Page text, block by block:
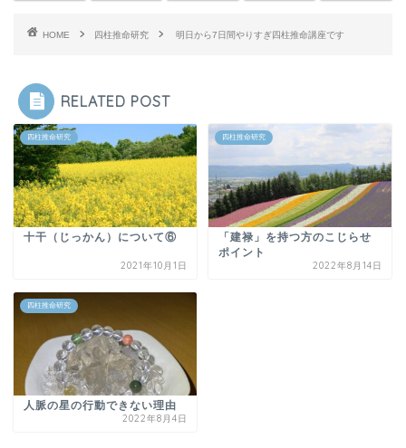
HOME 四柱推命研究 明日から7日間やりすぎ四柱推命講座です
RELATED POST
四柱推命研究
十干（じっかん）について⑥
2021年10月1日
四柱推命研究
「建禄」を持つ方のこじらせ
ポイント
2022年8月14日
四柱推命研究
人脈の星の行動できない理由
2022年8月4日